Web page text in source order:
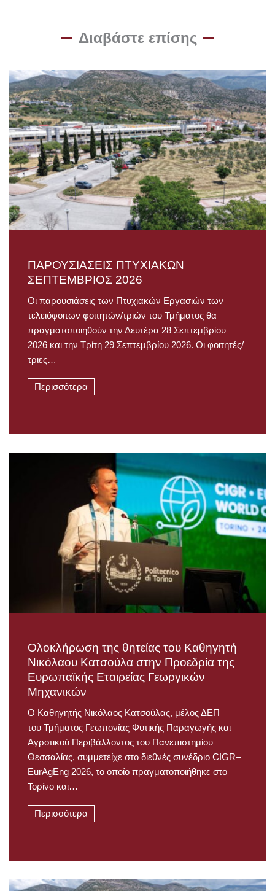
Διαβάστε επίσης
ΠΑΡΟΥΣΙΑΣΕΙΣ ΠΤΥΧΙΑΚΩΝ
ΣΕΠΤΕΜΒΡΙΟΣ 2026
Οι παρουσιάσεις των Πτυχιακών Εργασιών των
τελειόφοιτων φοιτητών/τριών του Τμήματος θα
πραγματοποιηθούν την Δευτέρα 28 Σεπτεμβρίου
2026 και την Τρίτη 29 Σεπτεμβρίου 2026. Οι φοιτητές/
τριες…
Περισσότερα
Ολοκλήρωση της θητείας του Καθηγητή
Νικόλαου Κατσούλα στην Προεδρία της
Ευρωπαϊκής Εταιρείας Γεωργικών
Μηχανικών
Ο Καθηγητής Νικόλαος Κατσούλας, μέλος ΔΕΠ
του Τμήματος Γεωπονίας Φυτικής Παραγωγής και
Αγροτικού Περιβάλλοντος του Πανεπιστημίου
Θεσσαλίας, συμμετείχε στο διεθνές συνέδριο CIGR–
EurAgEng 2026, το οποίο πραγματοποιήθηκε στο
Τορίνο και…
Περισσότερα